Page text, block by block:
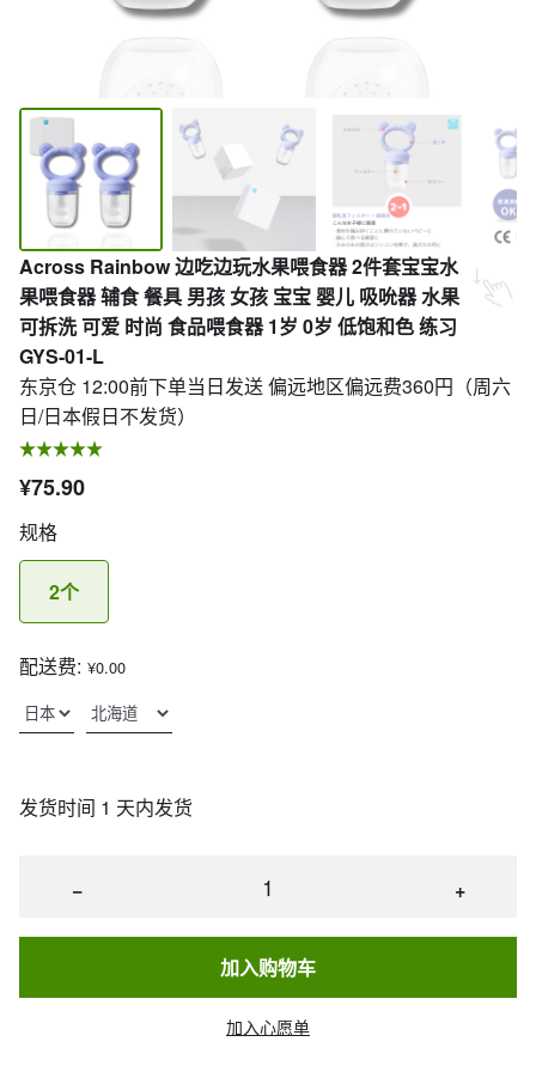
Across Rainbow 边吃边玩水果喂食器 2件套宝宝水
果喂食器 辅食 餐具 男孩 女孩 宝宝 婴儿 吸吮器 水果
可拆洗 可爱 时尚 食品喂食器 1岁 0岁 低饱和色 练习
GYS-01-L
东京仓 12:00前下单当日发送 偏远地区偏远费360円（周六
日/日本假日不发货）
¥75.90
规格
2个
配送费: ¥0.00
发货时间 1 天内发货
− +
加入购物车
加入心愿单